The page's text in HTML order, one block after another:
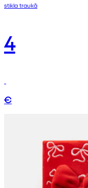
stikla traukā
4
€